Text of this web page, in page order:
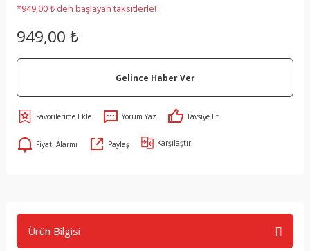
*949,00 ₺ den başlayan taksitlerle!
949,00 ₺
Gelince Haber Ver
Yorum Yaz Tavsiye Et
Fiyatı Alarmı Paylaş Karşılaştır
Ürün Bilgisi